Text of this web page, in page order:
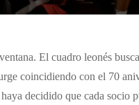
El cuadro leonés
coincidiendo con el 70
decidido que cada socio